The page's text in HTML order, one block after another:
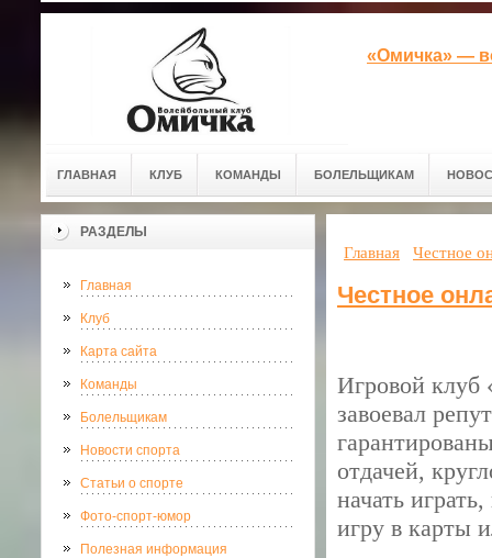
«Омичка» —
ГЛАВНАЯ КЛУБ КОМАНДЫ БОЛЕЛЬЩИКАМ
РАЗДЕЛЫ
Главная
Клуб
Карта сайта
Команды
Болельщикам
Новости спорта
Статьи о спорте
Фото-спорт-юмор
Полезная информация
Главная Честное
Честное
Игровой клуб
завоевал
отдачей,
начать
игру в карты